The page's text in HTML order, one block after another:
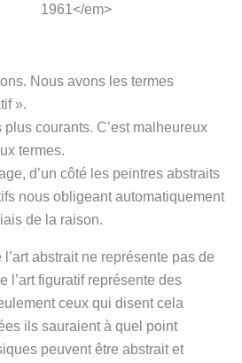
1961</em>
Nous avons les termes
».
courants. C’est malheureux
termes.
d’un côté les peintres abstraits
nous obligeant automatiquement
de la raison.
abstrait ne représente pas de
l’art figuratif représente des
ceux qui disent cela
ils sauraient à quel point
peuvent être abstrait et